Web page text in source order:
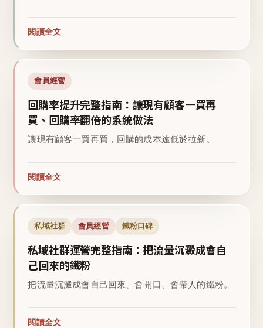
閱讀全文
會員經營
回購率提升完整指南：讓現有顧客一買再
買、回購率翻倍的系統做法
讓現有顧客一買再買，回購的成本遠低於拉新。
閱讀全文
私域社群 會員經營 鐵粉口碑
私域社群運營完整指南：把流量沉澱成會自
己回來的鐵粉
把流量沉澱成會自己回來、會開口、會帶人的鐵粉。
閱讀全文